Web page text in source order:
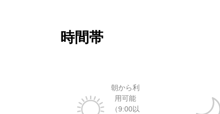
時間帯
朝から利
用可能
（9:00以